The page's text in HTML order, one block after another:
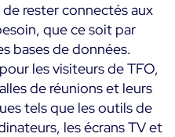
rester connectés aux
que ce soit par
bases de données.
les visiteurs de TFO,
de réunions et leurs
tels que les outils de
les écrans TV et